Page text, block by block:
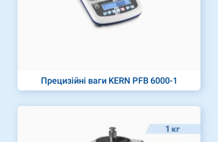
Прецизійні ваги KERN PFB 6000-1